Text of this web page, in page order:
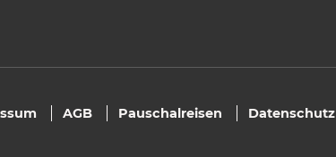
AGB Pauschalreisen Datenschutz